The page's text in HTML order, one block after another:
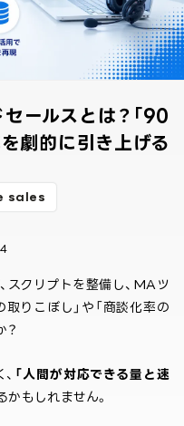
セールスとは？「90
を劇的に引き上げる
sales
スクリプトを整備し、MAツ
取りこぼし」や「商談化率の
？
「人間が対応できる量と速
もしれません。